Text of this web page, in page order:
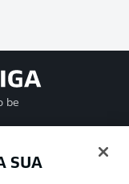
be
SUA